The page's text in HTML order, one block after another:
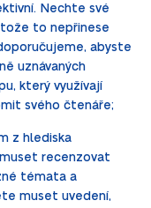
Nechte své
to nepřinese
abyste
uznávaných
který využívají
svého čtenáře;
z hlediska
recenzovat
témata a
muset uvedení,